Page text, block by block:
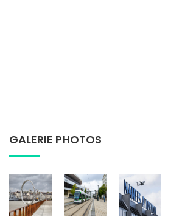
GALERIE PHOTOS